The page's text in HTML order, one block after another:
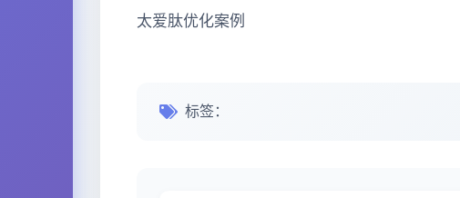
太爱肽优化案例
标签：